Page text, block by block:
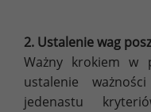
2. Ustalenie wag
Ważny krokiem w
ustalenie
jedenastu